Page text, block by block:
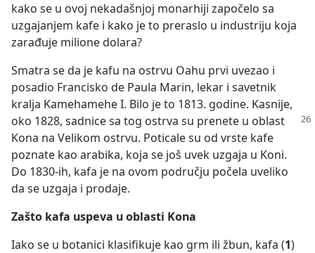
kako se u ovoj nekadašnjoj monarhiji započelo sa
uzgajanjem kafe i kako je to preraslo u industriju koja
zarađuje milione dolara?
Smatra se da je kafu na ostrvu Oahu prvi uvezao i
posadio Francisko de Paula Marin, lekar i savetnik
kralja Kamehamehe I. Bilo je to 1813. godine. Kasnije,
oko 1828, sadnice sa tog ostrva su prenete u oblast
Kona na Velikom ostrvu. Poticale su od vrste kafe
poznate kao arabika, koja se još uvek uzgaja u Koni.
Do 1830-ih, kafa je na ovom području počela uveliko
da se uzgaja i prodaje.
Zašto kafa uspeva u oblasti Kona
Iako se u botanici klasifikuje kao grm ili žbun, kafa (1)